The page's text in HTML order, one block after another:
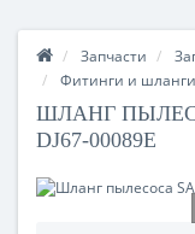
Запчасти
Фитинги и шланги
ШЛАНГ
DJ67-00089E